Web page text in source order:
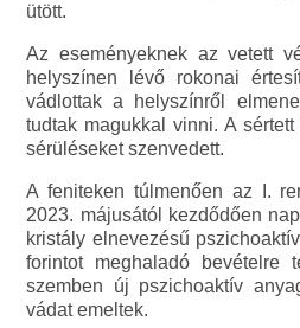
ütött.
Az eseményeknek az vetett
helyszínen lévő rokonai
vádlottak a helyszínről
tudtak magukkal vinni. A
sérüléseket szenvedett.
A feniteken túlmenően az I.
2023. májusától kezdődően
kristály elnevezésű
forintot meghaladó bevételre
szemben új pszichoaktív
vádat emeltek.